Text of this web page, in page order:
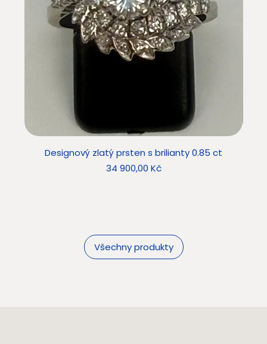
Všechny produkty
Designový zlatý prsten s brilianty 0.85 ct
Cena
34 900,00 Kč